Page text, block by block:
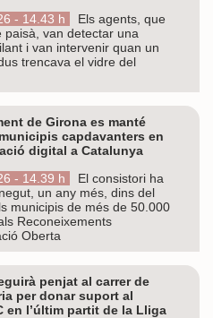
- 14.43 h
Els agents, que
paisà, van detectar una
i van intervenir quan un
trencava el vidre del
de Girona es manté
capdavanters en
digital a Catalunya
- 14.39 h
El consistori ha
un any més, dins del
municipis de més de 50.000
Reconeixements
Oberta
penjat al carrer de
per donar suport al
en l’últim partit de la Lliga